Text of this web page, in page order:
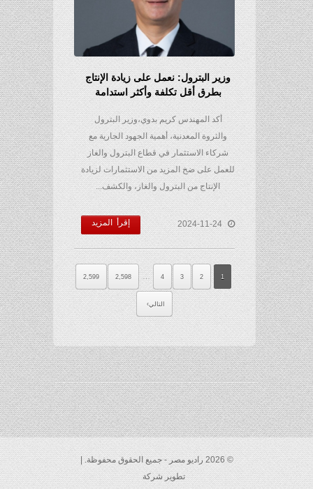
وزير البترول: نعمل على زيادة الإنتاج
بطرق أقل تكلفة وأكثر استدامة
أكد المهندس كريم بدوي،وزير البترول
والثروة المعدنية، أهمية الجهود الجارية مع
شركاء الاستثمار في قطاع البترول والغاز
للعمل على ضخ المزيد من الاستثمارات لزيادة
الإنتاج من البترول والغاز، والكشف...
2024-11-24 إقرأ المزيد
1
2
3
4
2,598
2,599
التالي
© 2026 راديو مصر - جميع الحقوق محفوظة. |
تطوير شركة